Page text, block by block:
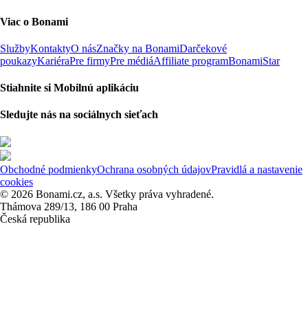
Viac o Bonami
SlužbyKontaktyO násZnačky na BonamiDarčekové
poukazyKariéraPre firmyPre médiáAffiliate programBonamiStar
Stiahnite si Mobilnú aplikáciu
Sledujte nás na sociálnych sieťach
Obchodné podmienkyOchrana osobných údajovPravidlá a nastavenie
cookies
© 2026 Bonami.cz, a.s. Všetky práva vyhradené.
Thámova 289/13, 186 00 Praha
Česká republika